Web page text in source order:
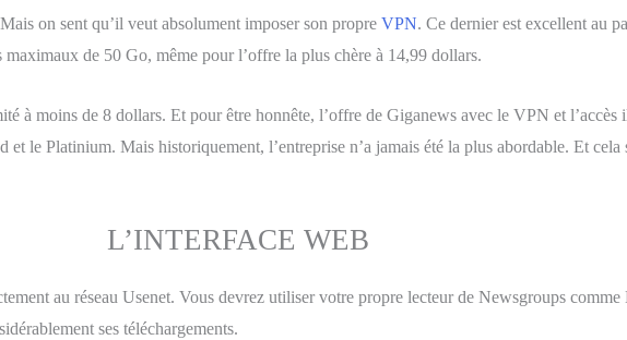
on sent qu’il veut absolument imposer son propre VPN. Ce dernier est excellent au
de 50 Go, même pour l’offre la plus chère à 14,99 dollars.
à moins de 8 dollars. Et pour être honnête, l’offre de Giganews avec le VPN et l’accès
le Platinium. Mais historiquement, l’entreprise n’a jamais été la plus abordable. Et cela
L’INTERFACE WEB
au réseau Usenet. Vous devrez utiliser votre propre lecteur de Newsgroups
ses téléchargements.